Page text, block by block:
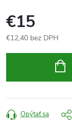
€15
€12,40 bez DPH
Opýtať sa